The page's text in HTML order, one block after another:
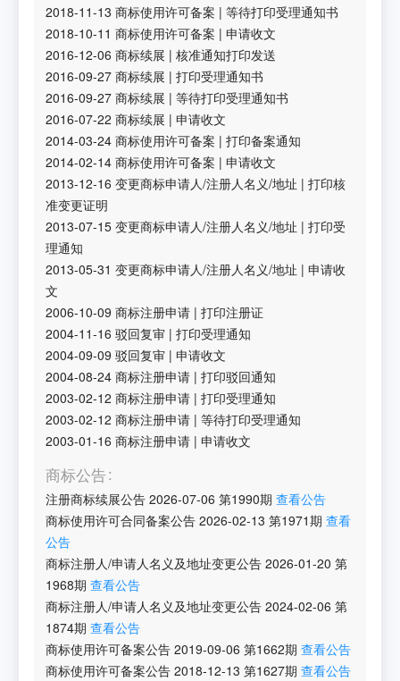
2018-11-13 商标使用许可备案 |等待打印受理通知书
2018-10-11 商标使用许可备案 |申请收文
2016-12-06 商标续展 |核准通知打印发送
2016-09-27 商标续展 |打印受理通知书
2016-09-27 商标续展 |等待打印受理通知书
2016-07-22 商标续展 |申请收文
2014-03-24 商标使用许可备案 |打印备案通知
2014-02-14 商标使用许可备案 |申请收文
2013-12-16 变更商标申请人/注册人名义/地址 |打印核
准变更证明
2013-07-15 变更商标申请人/注册人名义/地址 |打印受
理通知
2013-05-31 变更商标申请人/注册人名义/地址 |申请收
文
2006-10-09 商标注册申请 |打印注册证
2004-11-16 驳回复审 |打印受理通知
2004-09-09 驳回复审 |申请收文
2004-08-24 商标注册申请 |打印驳回通知
2003-02-12 商标注册申请 |打印受理通知
2003-02-12 商标注册申请 |等待打印受理通知
2003-01-16 商标注册申请 |申请收文
商标公告
注册商标续展公告 2026-07-06 第1990期 查看公告
商标使用许可合同备案公告 2026-02-13 第1971期 查看
公告
商标注册人/申请人名义及地址变更公告 2026-01-20 第
1968期 查看公告
商标注册人/申请人名义及地址变更公告 2024-02-06 第
1874期 查看公告
商标使用许可备案公告 2019-09-06 第1662期 查看公告
商标使用许可备案公告 2018-12-13 第1627期 查看公告